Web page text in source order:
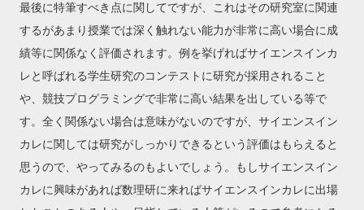
最後に特筆すべき点に関してですが、これはその研究室に関連
するがあまり授業では深く触れない能力が非常に高い場合に成
績等に関係なく評価されます。例を挙げればサイエンスインカ
レと呼ばれる学生研究のコンテストに研究が採用されること
や、競技プログラミングで非常に高い結果を出している等で
す。全く関係ない場合は意味がないのですが、サイエンスイン
カレに関しては研究がしっかりできるという評価はもらえると
思うので、やってみるのもよいでしょう。もしサイエンスイン
カレに興味があれば数理研に来ればサイエンスインカレに出場